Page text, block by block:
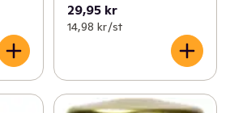
29,95 kr
14,98 kr /st